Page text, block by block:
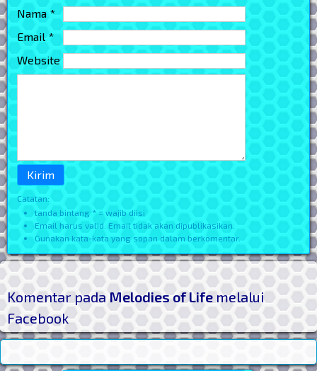
Nama *
Email *
Website
Catatan:
tanda bintang * = wajib diisi
Email harus valid. Email tidak akan dipublikasikan.
Gunakan kata-kata yang sopan dalam berkomentar.
Komentar padaMelodies of Life melalui
Facebook